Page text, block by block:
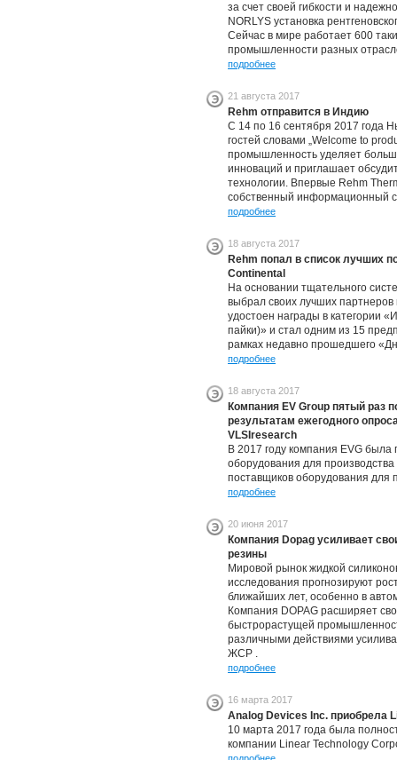
за счет своей гибкости и
NORLYS установка
Сейчас в мире работает 600
промышленности разных
подробнее
21 августа 2017
Rehm отправится в Индию
С 14 по 16 сентября 2017 года
гостей словами „Welcome to
промышленность уделяет
инноваций и приглашает
технологии. Впервые Rehm
собственный информационный
подробнее
18 августа 2017
Rehm попал в список лучших
Continental
На основании тщательного
выбрал своих лучших
удостоен награды в категории
пайки)» и стал одним из 15
рамках недавно прошедшего
подробнее
18 августа 2017
Компания EV Group пятый раз
результатам ежегодного
VLSIresearch
В 2017 году компания EVG
оборудования для
поставщиков оборудования для
подробнее
20 июня 2017
Компания Dopag усиливает
резины
Мировой рынок жидкой
исследования прогнозируют
ближайших лет, особенно в
Компания DOPAG расширяет
быстрорастущей
различными действиями
ЖСР .
подробнее
16 марта 2017
Analog Devices Inc. приобрела
10 марта 2017 года была
компании Linear Technology